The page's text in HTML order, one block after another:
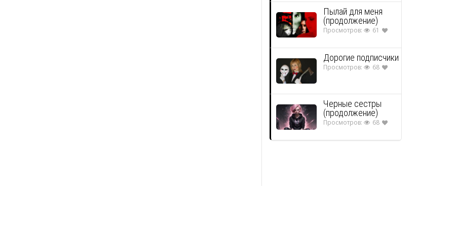
Пылай для меня
(продолжение)
Просмотров: 61
Дорогие подписчики
Просмотров: 68
Черные сестры
(продолжение)
Просмотров: 68